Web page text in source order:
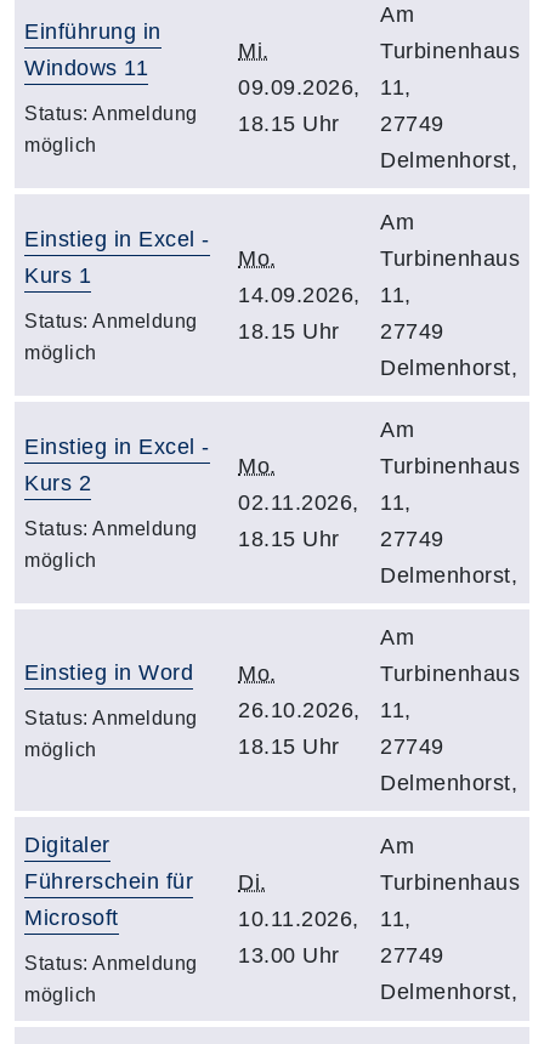
Einführung in
Windows 11
Status: Anmeldung
möglich
Mi.
09.09.2026,
18.15 Uhr
Am
Turbinenhaus
11,
27749
Delmenhorst,
Einstieg in Excel -
Kurs 1
Status: Anmeldung
möglich
Mo.
14.09.2026,
18.15 Uhr
Am
Turbinenhaus
11,
27749
Delmenhorst,
Einstieg in Excel -
Kurs 2
Status: Anmeldung
möglich
Mo.
02.11.2026,
18.15 Uhr
Am
Turbinenhaus
11,
27749
Delmenhorst,
Einstieg in Word
Status: Anmeldung
möglich
Mo.
26.10.2026,
18.15 Uhr
Am
Turbinenhaus
11,
27749
Delmenhorst,
Digitaler
Führerschein für
Microsoft
Status: Anmeldung
möglich
Di.
10.11.2026,
13.00 Uhr
Am
Turbinenhaus
11,
27749
Delmenhorst,